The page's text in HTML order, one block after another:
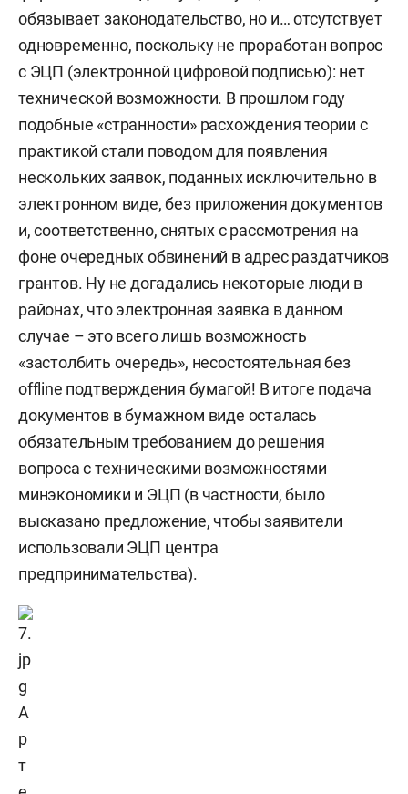
обязывает законодательство, но и… отсутствует
одновременно, поскольку не проработан вопрос
с ЭЦП (электронной цифровой подписью): нет
технической возможности. В прошлом году
подобные «странности» расхождения теории с
практикой стали поводом для появления
нескольких заявок, поданных исключительно в
электронном виде, без приложения документов
и, соответственно, снятых с рассмотрения на
фоне очередных обвинений в адрес раздатчиков
грантов. Ну не догадались некоторые люди в
районах, что электронная заявка в данном
случае – это всего лишь возможность
«застолбить очередь», несостоятельная без
offline подтверждения бумагой! В итоге подача
документов в бумажном виде осталась
обязательным требованием до решения
вопроса с техническими возможностями
минэкономики и ЭЦП (в частности, было
высказано предложение, чтобы заявители
использовали ЭЦП центра
предпринимательства).
А
р
т